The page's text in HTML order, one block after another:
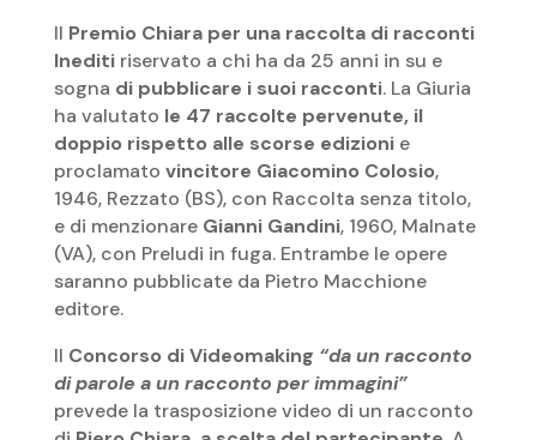
Il Premio Chiara per una raccolta di racconti
Ineditiriservato a chi ha da 25 anni in su e
sogna di pubblicare i suoi racconti. La Giuria
ha valutato le 47 raccolte pervenute, il
doppio rispetto alle scorse edizionie
proclamato vincitore Giacomino Colosio,
1946, Rezzato (BS), con Raccolta senza titolo,
e di menzionare Gianni Gandini, 1960, Malnate
(VA), con Preludi in fuga. Entrambe le opere
saranno pubblicate da Pietro Macchione
editore.
Il Concorso di Videomaking “da un racconto
di parole a un racconto per immagini”
prevede la trasposizione video di un racconto